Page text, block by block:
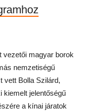
vezetői magyar borok
nemzetiségű
vett Bolla Szilárd,
kiemelt jelentőségű
a kínai járatok